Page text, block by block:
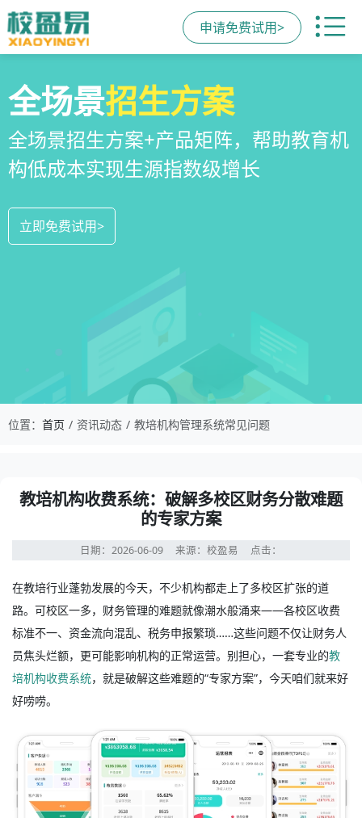
申请免费试用>
校区运营管理系统
教培机构数字化全场景运营管理系统，
全方位解决学校经营管理难题
立即免费试用>
全场景招生方案
全场景招生方案+产品矩阵，帮助教育机
构低成本实现生源指数级增长
立即免费试用>
教培机构小程序
一部手机链接机构、学员、家长，管理
更便捷，互动零距离，体验更满意
立即免费试用>
位置： 首页 资讯动态 教培机构管理系统常见问题
教培机构收费系统：破解多校区财务分散难题
的专家方案
日期：2026-06-09 来源：校盈易 点击：
在教培行业蓬勃发展的今天，不少机构都走上了多校区扩张的道
路。可校区一多，财务管理的难题就像潮水般涌来——各校区收费
标准不一、资金流向混乱、税务申报繁琐……这些问题不仅让财务人
员焦头烂额，更可能影响机构的正常运营。别担心，一套专业的教
培机构收费系统，就是破解这些难题的“专家方案”，今天咱们就来好
好唠唠。